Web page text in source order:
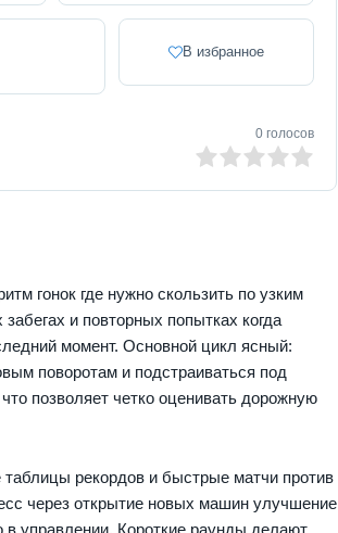
В избранное
0 голосов
гонок где нужно скользить по узким
и повторных попытках когда
момент. Основной цикл ясный:
поворотам и подстраиваться под
позволяет четко оценивать дорожную
таблицы рекордов и быстрые матчи против
через открытие новых машин улучшение
управлении. Короткие раунды делают